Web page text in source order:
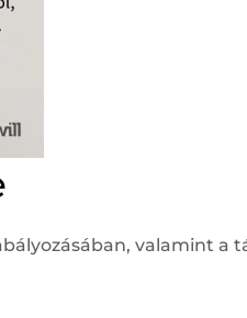
valamint a